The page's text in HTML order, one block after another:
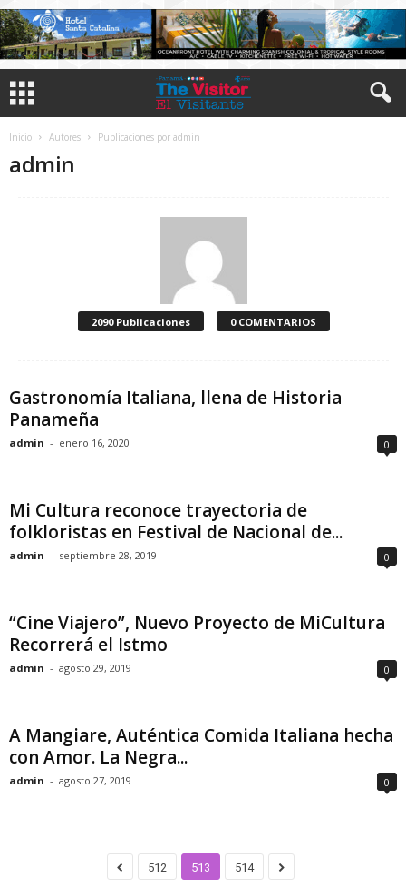
Inicio Autores Publicaciones por admin
admin
2090 Publicaciones 0 COMENTARIOS
Gastronomía Italiana, llena de Historia
Panameña
admin - enero 16, 2020 0
Mi Cultura reconoce trayectoria de
folkloristas en Festival de Nacional de...
admin - septiembre 28, 2019 0
“Cine Viajero”, Nuevo Proyecto de MiCultura
Recorrerá el Istmo
admin - agosto 29, 2019 0
A Mangiare, Auténtica Comida Italiana hecha
con Amor. La Negra...
admin - agosto 27, 2019 0
512 513 514